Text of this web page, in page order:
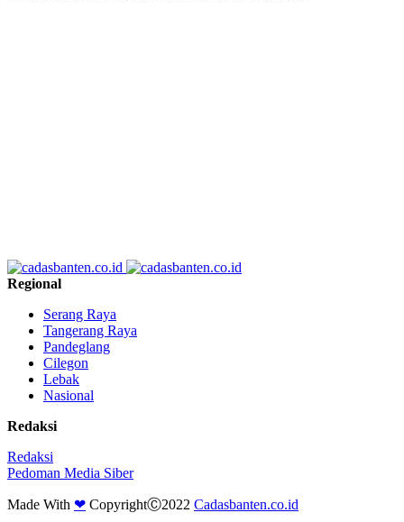
Regional
Serang Raya
Tangerang Raya
Pandeglang
Cilegon
Lebak
Nasional
Redaksi
Redaksi
Pedoman Media Siber
Made With ❤ CopyrightⒸ2022 Cadasbanten.co.id